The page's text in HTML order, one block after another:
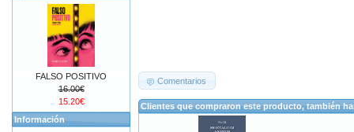
Comentarios
Clientes que compraron este producto, también
FALSO POSITIVO
16.00€
15.20€
Información